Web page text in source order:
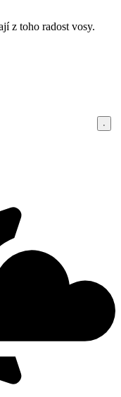
z toho radost vosy.